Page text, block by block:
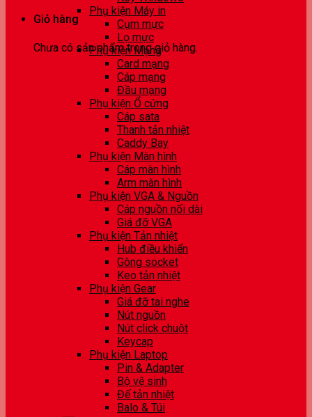
Giỏ hàng
Chưa có sản phẩm trong giỏ hàng.
Phụ kiện Máy in
Cụm mực
Lọ mực
Phụ kiện Mạng
Card mạng
Cáp mạng
Đầu mạng
Phụ kiện Ổ cứng
Cáp sata
Thanh tản nhiệt
Caddy Bay
Phụ kiện Màn hình
Cáp màn hình
Arm màn hình
Phụ kiện VGA & Nguồn
Cáp nguồn nối dài
Giá đỡ VGA
Phụ kiện Tản nhiệt
Hub điều khiển
Gông socket
Keo tản nhiệt
Phụ kiện Gear
Giá đỡ tai nghe
Nút nguồn
Nút click chuột
Keycap
Phụ kiện Laptop
Pin & Adapter
Bộ vệ sinh
Đế tản nhiệt
Balo & Túi